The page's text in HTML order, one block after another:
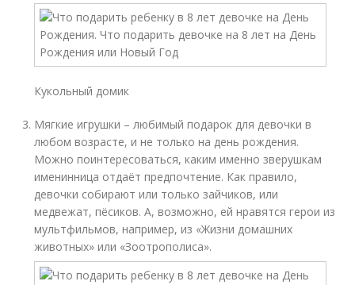
Кукольный домик
Мягкие игрушки – любимый подарок для девочки в
любом возрасте, и не только на день рождения.
Можно поинтересоваться, каким именно зверушкам
именинница отдаёт предпочтение. Как правило,
девочки собирают или только зайчиков, или
медвежат, пёсиков. А, возможно, ей нравятся герои из
мультфильмов, например, из «Жизни домашних
животных» или «Зоотрополиса».